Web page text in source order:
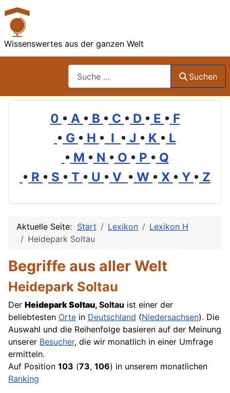
Wissenswertes aus der ganzen Welt
Suchen
0 • A • B • C • D • E • F
• G • H • I • J • K • L
• M • N • O • P • Q
• R • S • T • U • V • W • X • Y • Z
Aktuelle Seite: Start Lexikon
Lexikon H
Heidepark Soltau
Begriffe aus aller Welt
Heidepark Soltau
Der Heidepark Soltau, Soltau ist einer der
beliebtesten Orte in Deutschland (Niedersachsen). Die
Auswahl und die Reihenfolge basieren auf der Meinung
unserer Besucher, die wir monatlich in einer Umfrage
ermitteln.
Auf Position 103 (73, 106) in unserem monatlichen
Ranking